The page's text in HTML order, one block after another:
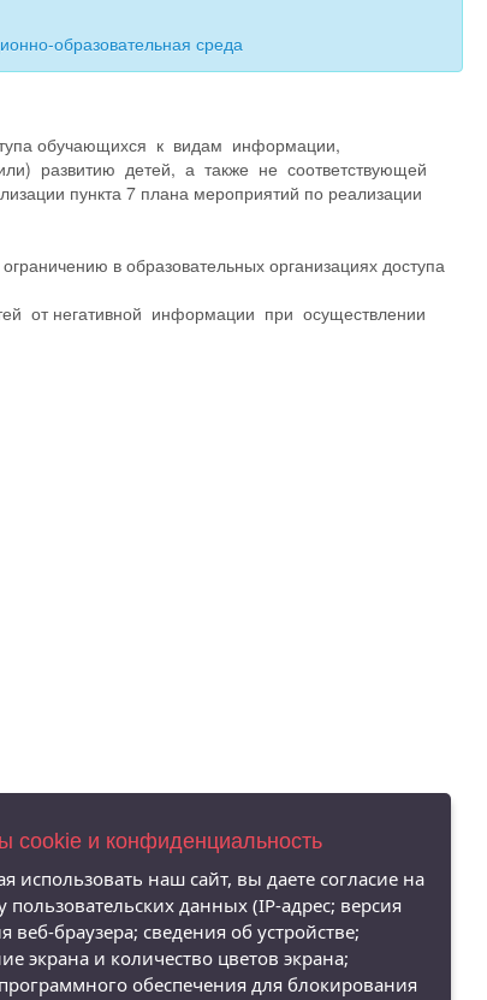
образовательная среда
обучающихся к видам информации,
развитию детей, а также не соответствующей
пункта 7 плана мероприятий по реализации
в образовательных организациях доступа
от негативной информации при осуществлении
cookie и конфиденциальность
использовать наш сайт, вы даете согласие на
пользовательских данных (IP-адрес; версия
веб-браузера; сведения об устройстве;
экрана и количество цветов экрана;
обеспечения для блокирования